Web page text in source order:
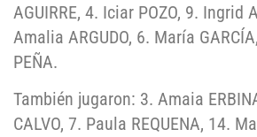
AGUIRRE, 4. Iciar POZO, 9. Ingrid
Amalia ARGUDO, 6. María
PEÑA.
También jugaron: 3. Amaia
CALVO, 7. Paula REQUENA, 14.